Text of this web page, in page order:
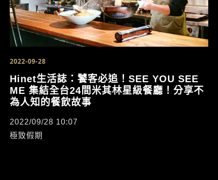
2022-09-28
Hinet生活誌：饕客必追！SEE YOU SEE
ME 集結全台24間米其林星級餐廳！分享不
為人知的餐飲故事
2022/09/28 10:07
極致假期